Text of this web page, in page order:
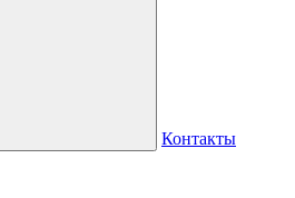
Контакты